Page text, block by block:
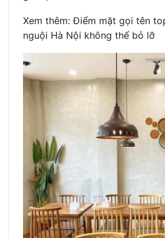
Xem thêm: Điểm mặt gọi tên
nguội Hà Nội không thể bỏ lỡ